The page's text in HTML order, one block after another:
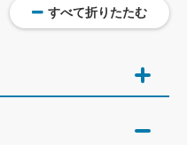
すべて折りたたむ